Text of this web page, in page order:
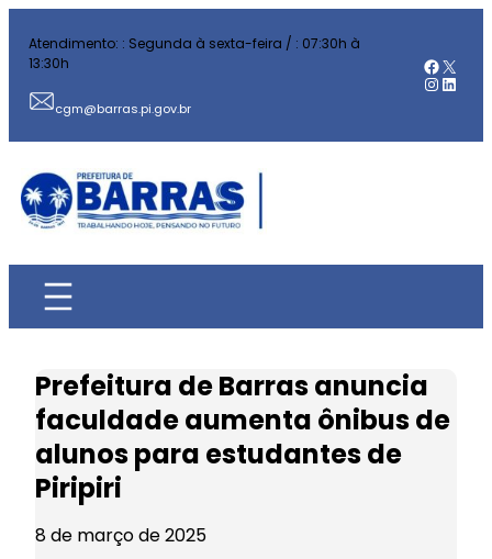
para
conteúdo
Atendimento: : Segunda à sexta-feira / : 07:30h à
13:30h
cgm@barras.pi.gov.br
X
Prefeitura de Barras anuncia
faculdade aumenta ônibus de
alunos para estudantes de
Piripiri
8 de março de 2025